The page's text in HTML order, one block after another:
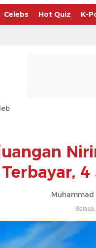
Celebs Hot Quiz K-
Muhammad